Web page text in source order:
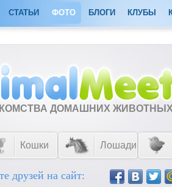
СТАТЬИ ФОТО БЛОГИ КЛУБЫ
ДОМАШНИХ
Кошки Лошади
друзей на сайт: